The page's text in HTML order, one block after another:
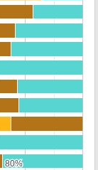
80%
80%